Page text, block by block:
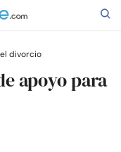
divorcio
apoyo para